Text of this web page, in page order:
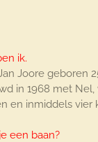
ik.
Joore geboren
in 1968 met
en inmiddels vier
een baan?